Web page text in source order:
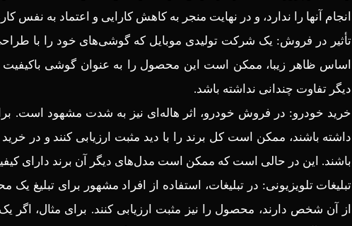
انجام آنها را ندارد، و در نهایت منجر به کاهش کارایی و اعتماد به نفس
تأثیر در فروش: یک شرکت تولیدی موبایل که گوشی‌های خود را با طراحی
اساس ظاهر زیبا، ممکن است این محصول را به عنوان گوشی باکیفیت
دیگر تفاوت چندانی نداشته باشد.
خرید خودرو: در فروش خودرو، اثر هاله‌ای نیز به شدت مشهود است.
داشته باشند، ممکن است کل برند را با دید مثبت ارزیابی کنند و در
باشند. این در حالی است که ممکن است مدل‌های دیگر آن برند دارای
تبلیغات تلویزیونی: در تبلیغات، استفاده از افراد مشهور برای
از آن شخص دارند، محصول را نیز مثبت ارزیابی کنند. برای مثال، اگر